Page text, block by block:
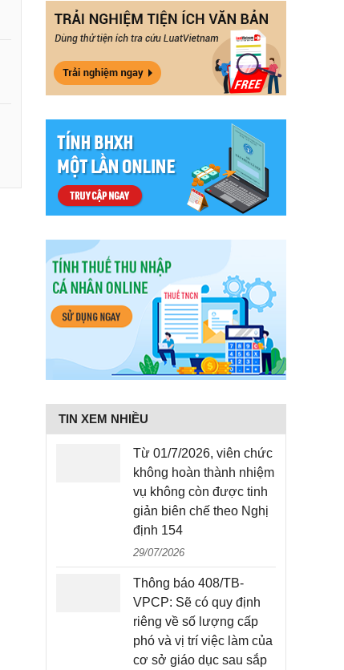
TIN XEM NHIỀU
Từ 01/7/2026, viên chức
không hoàn thành nhiệm
vụ không còn được tinh
giản biên chế theo Nghị
định 154
29/07/2026
Thông báo 408/TB-
VPCP: Sẽ có quy định
riêng về số lượng cấp
phó và vị trí việc làm của
cơ sở giáo dục sau sắp